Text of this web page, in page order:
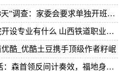
查：家委会要求单独开班_当前热点
么 山西铁道职业技术学院优势专业是什么
酷_优酷土豆携手顶级作者籽岷
间计奏效，福地身份败露，将与立原决战